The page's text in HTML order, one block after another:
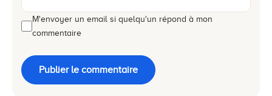
M'envoyer un email si quelqu'un répond à mon
commentaire
Publier le commentaire